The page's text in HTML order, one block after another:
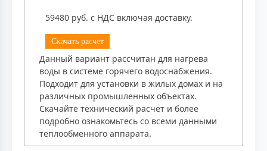
59480 руб. с НДС включая доставку.
Скачать расчет
Данный вариант рассчитан для нагрева
воды в системе горячего водоснабжения.
Подходит для установки в жилых домах и на
различных промышленных объектах.
Скачайте технический расчет и более
подробно ознакомьтесь со всеми данными
теплообменного аппарата.